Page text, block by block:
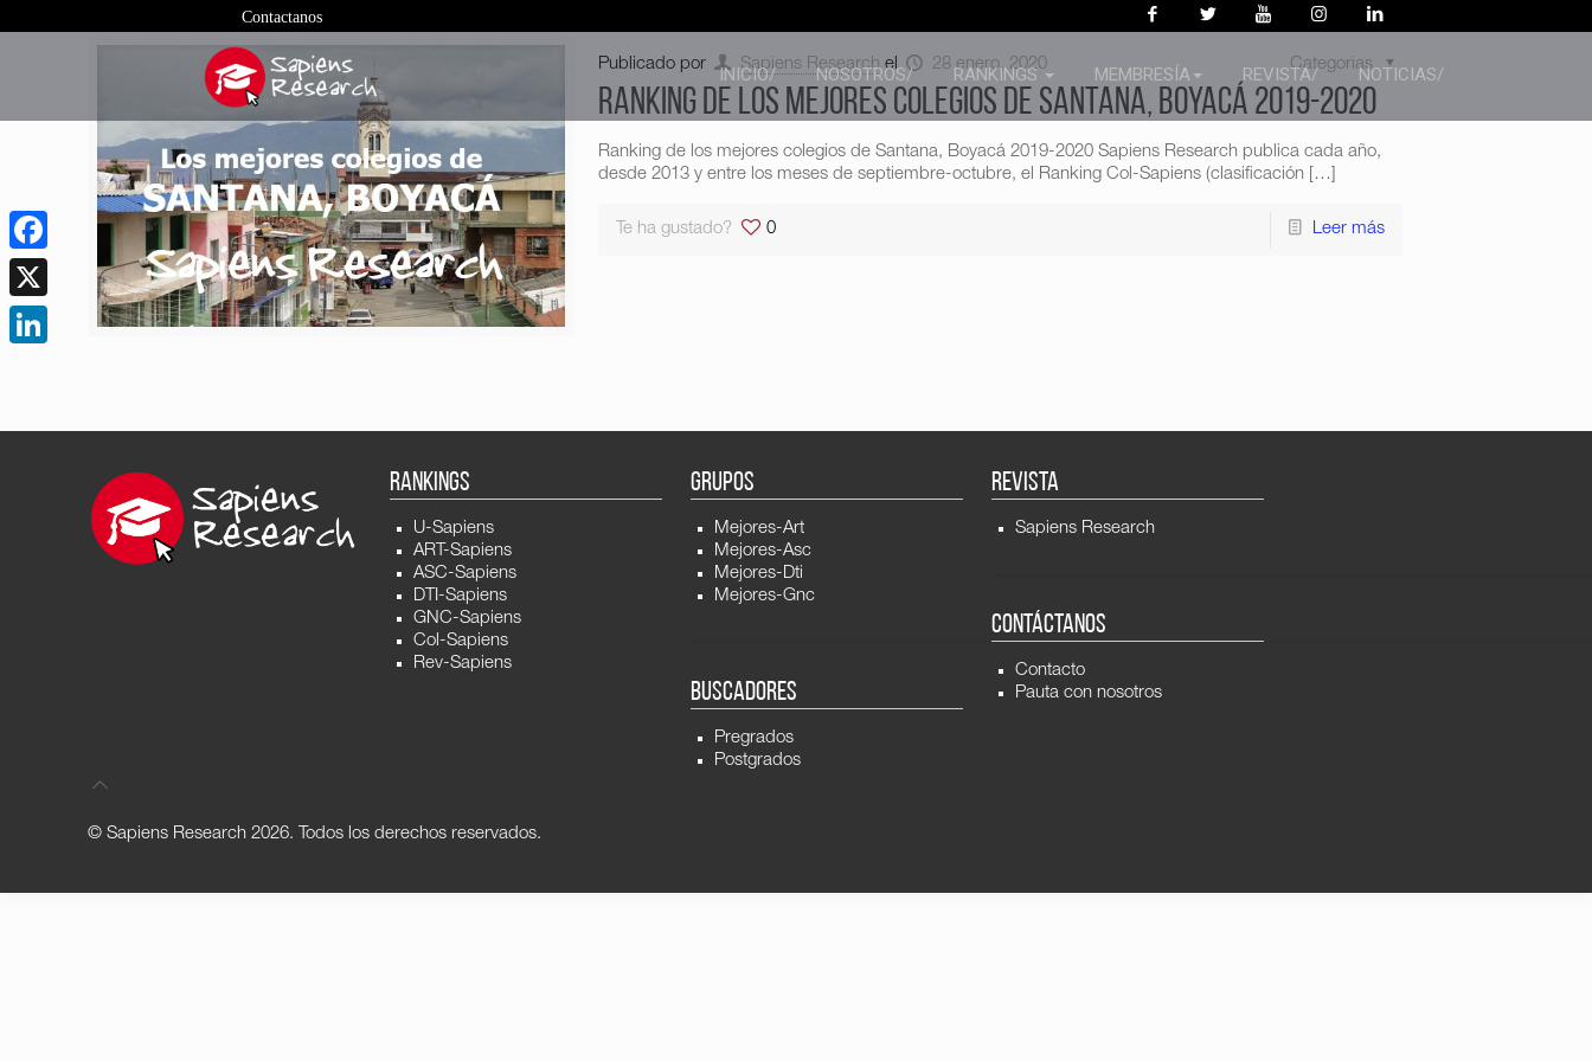
Contactanos
INICIO/ NOSOTROS/ RANKINGS MEMBRESÍA REVISTA/ NOTICIAS/
Publicado por Sapiens Research el 28 enero, 2020 Categorias
Ranking de los mejores colegios de Santana, Boyacá 2019-2020
Ranking de los mejores colegios de Santana, Boyacá 2019-2020 Sapiens Research publica cada año,
desde 2013 y entre los meses de septiembre-octubre, el Ranking Col-Sapiens (clasificación[…]
Te ha gustado? 0 Leer más
RANKINGS
U-Sapiens
ART-Sapiens
ASC-Sapiens
DTI-Sapiens
GNC-Sapiens
Col-Sapiens
Rev-Sapiens
GRUPOS
Mejores-Art
Mejores-Asc
Mejores-Dti
Mejores-Gnc
BUSCADORES
Pregrados
Postgrados
REVISTA
Sapiens Research
CONTÁCTANOS
Contacto
Pauta con nosotros
© Sapiens Research2026. Todos los derechos reservados.
Facebook
X